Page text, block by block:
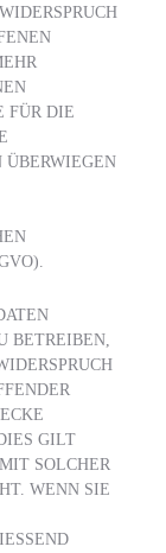
FÜR DIE
ÜBERWIEGEN
BETREIBEN,
GILT
SOLCHER
WENN SIE